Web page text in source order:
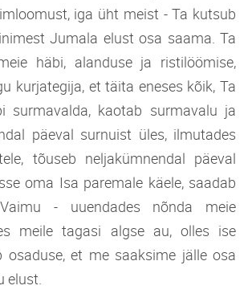
iga üht meist - Ta kutsub
Jumala elust osa saama. Ta
häbi, alanduse ja ristilöömise,
kurjategija, et täita eneses kõik, Ta
surmavalda, kaotab surmavalu ja
päeval surnuist üles, ilmutades
tõuseb neljakümnendal päeval
oma Isa paremale käele, saadab
- uuendades nõnda meie
meile tagasi algse au, olles ise
osaduse, et me saaksime jälle osa
elust.